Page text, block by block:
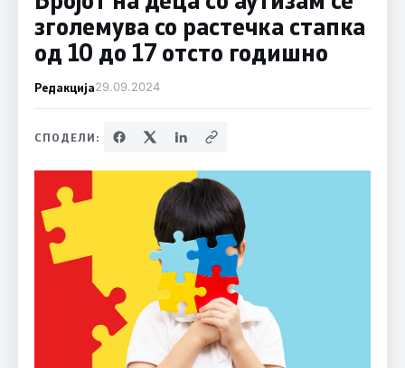
зголемува со растечка стапка
од 10 до 17 отсто годишно
Редакција29.09.2024
СПОДЕЛИ: